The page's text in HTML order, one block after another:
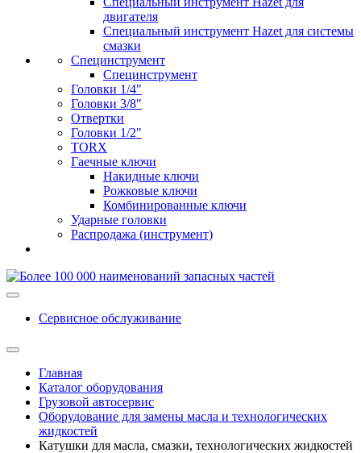
двигателя
Специальный инструмент Hazet для системы
смазки
Специнструмент
Специнструмент
Головки 1/4"
Головки 3/8"
Отвертки
Головки 1/2"
TORX
Гаечные ключи
Накидные ключи
Рожковые ключи
Комбинированные ключи
Ударные головки
Распродажа (инструмент)
Сервисное обслуживание
Главная
Каталог оборудования
Грузовой автосервис
Оборудование для замены масла и технологических
жидкостей
Катушки для масла, смазки, технологических жидкостей